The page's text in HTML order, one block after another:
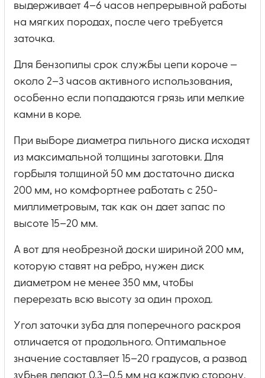
выдерживает 4–6 часов непрерывной работы
на мягких породах, после чего требуется
заточка.
Для бензопилы срок службы цепи короче —
около 2–3 часов активного использования,
особенно если попадаются грязь или мелкие
камни в коре.
При выборе диаметра пильного диска исходят
из максимальной толщины заготовки. Для
горбыля толщиной 50 мм достаточно диска
200 мм, но комфортнее работать с 250-
миллиметровым, так как он дает запас по
высоте 15–20 мм.
А вот для необрезной доски шириной 200 мм,
которую ставят на ребро, нужен диск
диаметром не менее 350 мм, чтобы
перерезать всю высоту за один проход.
Угол заточки зуба для поперечного раскроя
отличается от продольного. Оптимальное
значение составляет 15–20 градусов, а развод
зубьев делают 0,3–0,5 мм на каждую сторону.